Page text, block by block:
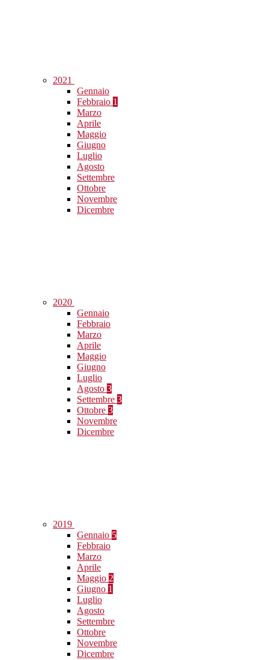
2021
Gennaio
Febbraio 1
Marzo
Aprile
Maggio
Giugno
Luglio
Agosto
Settembre
Ottobre
Novembre
Dicembre
2020
Gennaio
Febbraio
Marzo
Aprile
Maggio
Giugno
Luglio
Agosto 3
Settembre 3
Ottobre 3
Novembre
Dicembre
2019
Gennaio 5
Febbraio
Marzo
Aprile
Maggio 2
Giugno 1
Luglio
Agosto
Settembre
Ottobre
Novembre
Dicembre